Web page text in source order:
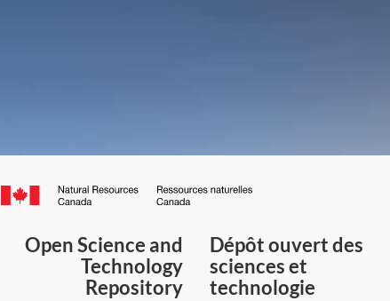
Canada.ca
du
Canada
Open Science and
Technology
Repository
Dépôt ouvert des
sciences et
technologie